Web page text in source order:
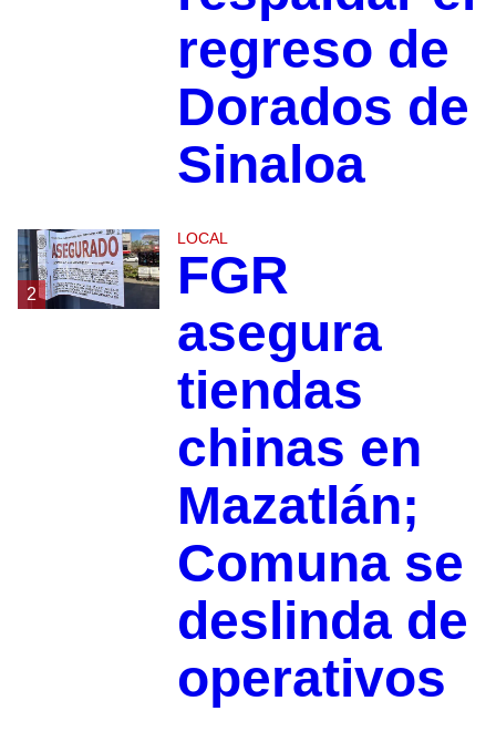
regreso de
Dorados de
Sinaloa
2
LOCAL
FGR
asegura
tiendas
chinas en
Mazatlán;
Comuna se
deslinda de
operativos